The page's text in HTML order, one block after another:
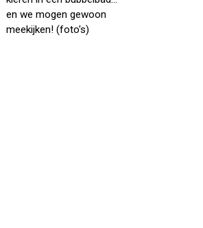
en we mogen gewoon
meekijken! (foto's)